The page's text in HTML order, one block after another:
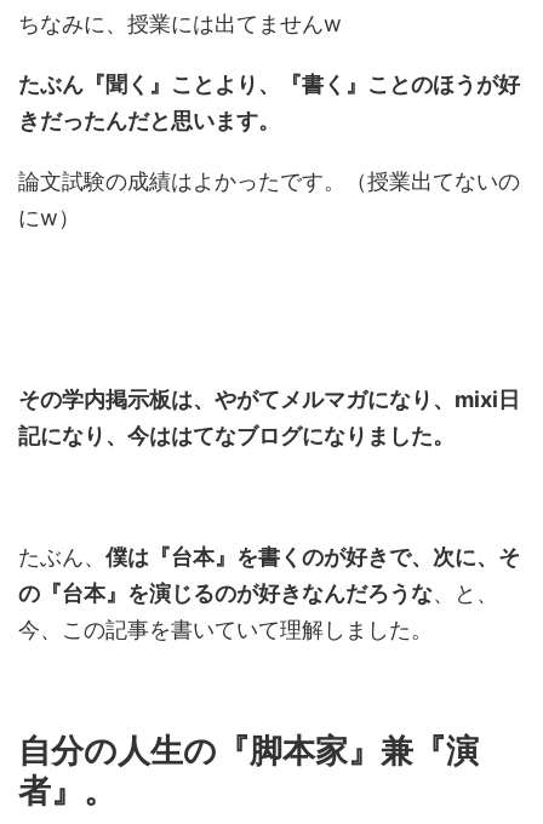
ちなみに、授業には出てませんw
たぶん『聞く』ことより、『書く』ことのほうが好
きだったんだと思います。
論文試験の成績はよかったです。（授業出てないの
にw）
その学内掲示板は、やがてメルマガになり、mixi日
記になり、今ははてなブログになりました。
たぶん、 僕は『台本』を書くのが好きで、次に、そ
の『台本』を演じるのが好きなんだろうな、と、
今、この記事を書いていて理解しました。
自分の人生の『脚本家』兼『演
者』。